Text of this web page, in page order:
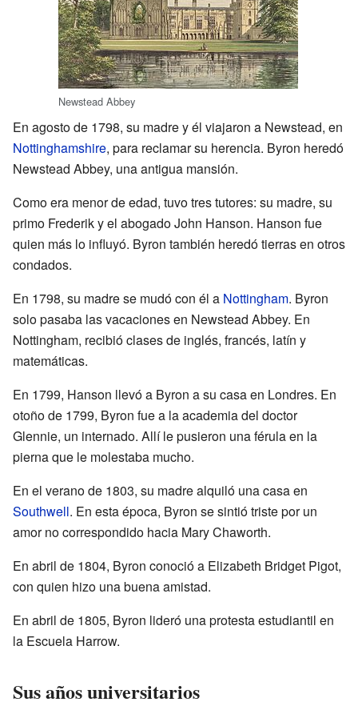
Newstead Abbey
En agosto de 1798, su madre y él viajaron a Newstead, en
Nottinghamshire, para reclamar su herencia. Byron heredó
Newstead Abbey, una antigua mansión.
Como era menor de edad, tuvo tres tutores: su madre, su
primo Frederik y el abogado John Hanson. Hanson fue
quien más lo influyó. Byron también heredó tierras en otros
condados.
En 1798, su madre se mudó con él a Nottingham. Byron
solo pasaba las vacaciones en Newstead Abbey. En
Nottingham, recibió clases de inglés, francés, latín y
matemáticas.
En 1799, Hanson llevó a Byron a su casa en Londres. En
otoño de 1799, Byron fue a la academia del doctor
Glennie, un internado. Allí le pusieron una férula en la
pierna que le molestaba mucho.
En el verano de 1803, su madre alquiló una casa en
Southwell. En esta época, Byron se sintió triste por un
amor no correspondido hacia Mary Chaworth.
En abril de 1804, Byron conoció a Elizabeth Bridget Pigot,
con quien hizo una buena amistad.
En abril de 1805, Byron lideró una protesta estudiantil en
la Escuela Harrow.
Sus años universitarios